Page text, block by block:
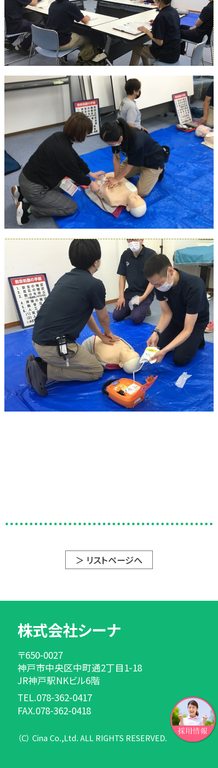
＞ リストページへ
株式会社シーナ
〒650-0027
神戸市中央区中町通2丁目1-18
JR神戸駅NKビル6階
TEL.078-362-0417
FAX.078-362-0418
（C） Cina Co.,Ltd. ALL RIGHTS RESERVED.